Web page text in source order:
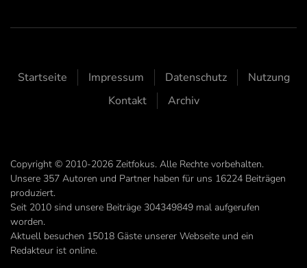
Startseite Impressum Datenschutz
Nutzung
Kontakt
Archiv
Copyright © 2010-2026 Zeitfokus. Alle Rechte vorbehalten.
Unsere 357 Autoren und Partner haben für uns 16224 Beiträgen
produziert.
Seit 2010 sind unsere Beiträge 304349849 mal aufgerufen
worden.
Aktuell besuchen 15018 Gäste unserer Webseite und ein
Redakteur ist online.